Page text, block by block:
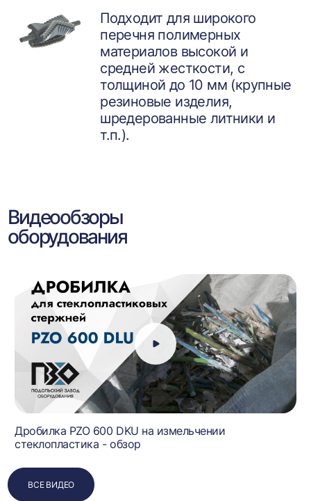
Подходит для широкого
перечня полимерных
материалов высокой и
средней жесткости, с
толщиной до 10 мм (крупные
резиновые изделия,
шредерованные литники и
т.п.).
Видеообзоры
оборудования
Дробилка PZO 600 DKU на измельчении
стеклопластика - обзор
ВСЕ ВИДЕО